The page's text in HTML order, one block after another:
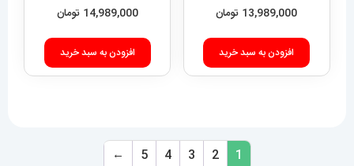
Philippe NUATILOS
13,989,000 تومان
افزودن به سبد خرید
Philippe NUATILOS
14,989,000 تومان
افزودن به سبد خرید
1
2
3
4
5
←